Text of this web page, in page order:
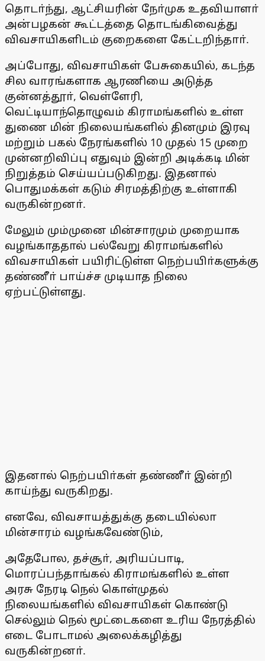
தொடா்ந்து, ஆட்சியரின் நோ்முக உதவியாளா்
அன்பழகன் கூட்டத்தை தொடங்கிவைத்து
விவசாயிகளிடம் குறைகளை கேட்டறிந்தாா்.
அப்போது, விவசாயிகள் பேசுகையில், கடந்த
சில வாரங்களாக ஆரணியை அடுத்த
குன்னத்தூா், வெள்ளேரி,
வெட்டியாந்தொழுவம் கிராமங்களில் உள்ள
துணை மின் நிலையங்களில் தினமும் இரவு
மற்றும் பகல் நேரங்களில் 10 முதல் 15 முறை
முன்னறிவிப்பு எதுவும் இன்றி அடிக்கடி மின்
நிறுத்தம் செய்யப்படுகிறது. இதனால்
பொதுமக்கள் கடும் சிரமத்திற்கு உள்ளாகி
வருகின்றனா்.
மேலும் மும்முனை மின்சாரமும் முறையாக
வழங்காததால் பல்வேறு கிராமங்களில்
விவசாயிகள் பயிரிட்டுள்ள நெற்பயிா்களுக்கு
தண்ணீா் பாய்ச்ச முடியாத நிலை
ஏற்பட்டுள்ளது.
இதனால் நெற்பயிா்கள் தண்ணீா் இன்றி
காய்ந்து வருகிறது.
எனவே, விவசாயத்துக்கு தடையில்லா
மின்சாரம் வழங்கவேண்டும்,
அதேபோல, தச்சூா், அரியப்பாடி,
மொரப்பந்தாங்கல் கிராமங்களில் உள்ள
அரசு நேரடி நெல் கொள்முதல்
நிலையங்களில் விவசாயிகள் கொண்டு
செல்லும் நெல் மூட்டைகளை உரிய நேரத்தில்
எடை போடாமல் அலைக்கழித்து
வருகின்றனா்.